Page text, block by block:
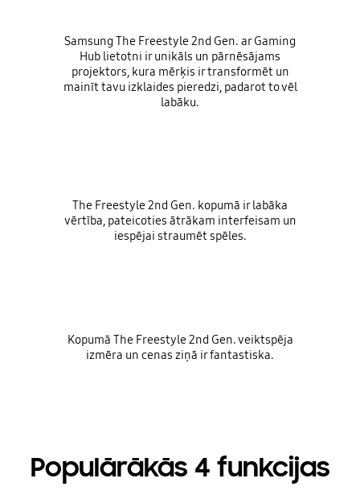
Samsung The Freestyle 2nd Gen. ar Gaming
Hub lietotni ir unikāls un pārnēsājams
projektors, kura mērķis ir transformēt un
mainīt tavu izklaides pieredzi, padarot to vēl
labāku.
The Freestyle 2nd Gen. kopumā ir labāka
vērtība, pateicoties ātrākam interfeisam un
iespējai straumēt spēles.
Kopumā The Freestyle 2nd Gen. veiktspēja
izmēra un cenas ziņā ir fantastiska.
Populārākās 4 funkcijas